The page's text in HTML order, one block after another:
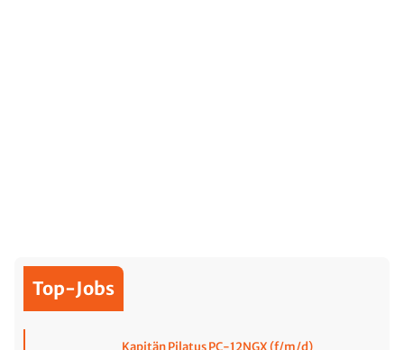
Top-Jobs
Kapitän Pilatus PC-12NGX (f/m/d)